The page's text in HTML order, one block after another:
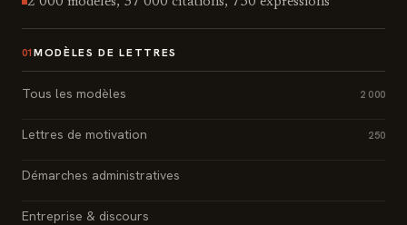
01 MODÈLES DE LETTRES
Tous les modèles 2 000
Lettres de motivation 250
Démarches administratives
Entreprise & discours